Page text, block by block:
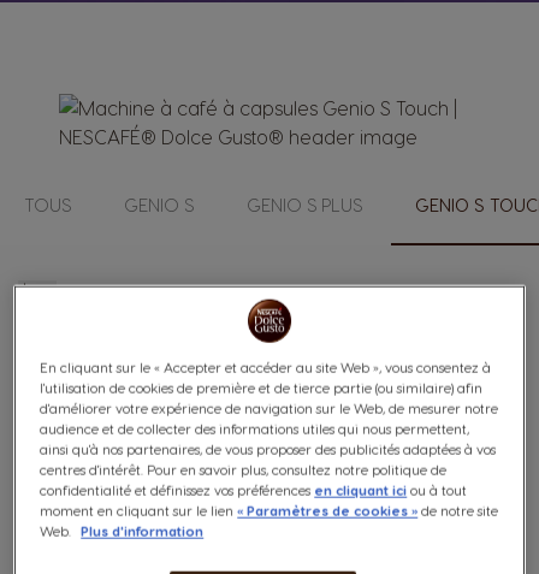
TOUS GENIO S GENIO S PLUS GENIO S
2Items
Position
-28%
En cliquant sur le « Accepter et accéder au site Web », vous consentez à
l'utilisation de cookies de première et de tierce partie (ou similaire) afin
d'améliorer votre expérience de navigation sur le Web, de mesurer notre
audience et de collecter des informations utiles qui nous permettent,
ainsi qu'à nos partenaires, de vous proposer des publicités adaptées à vos
centres d'intérêt. Pour en savoir plus, consultez notre politique de
confidentialité et définissez vos préférences en cliquant ici ou à tout
moment en cliquant sur le lien« Paramètres de cookies » de notre site
Web.
Plus d'information